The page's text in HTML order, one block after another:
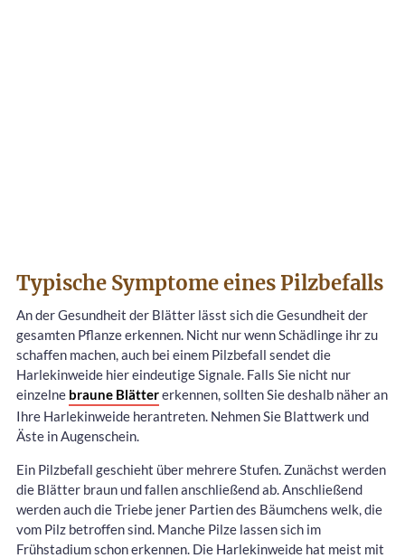
Typische Symptome eines Pilzbefalls
An der Gesundheit der Blätter lässt sich die Gesundheit der
gesamten Pflanze erkennen. Nicht nur wenn Schädlinge ihr zu
schaffen machen, auch bei einem Pilzbefall sendet die
Harlekinweide hier eindeutige Signale. Falls Sie nicht nur
einzelne braune Blättererkennen, sollten Sie deshalb näher an
Ihre Harlekinweide herantreten. Nehmen Sie Blattwerk und
Äste in Augenschein.
Ein Pilzbefall geschieht über mehrere Stufen. Zunächst werden
die Blätter braun und fallen anschließend ab. Anschließend
werden auch die Triebe jener Partien des Bäumchens welk, die
vom Pilz betroffen sind. Manche Pilze lassen sich im
Frühstadium schon erkennen. Die Harlekinweide hat meist mit